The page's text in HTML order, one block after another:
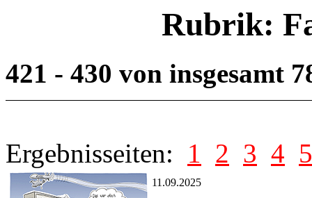
Rubrik:
421 - 430 von insgesamt
Ergebnisseiten: 1 2 3 4 5
11.09.2025